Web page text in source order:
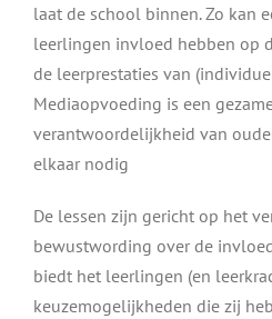
laat de school binnen. Zo kan
leerlingen invloed hebben op
de leerprestaties van
Mediaopvoeding is een
verantwoordelijkheid van
elkaar nodig
De lessen zijn gericht op het
bewustwording over de
biedt het leerlingen (en
keuzemogelijkheden die zij